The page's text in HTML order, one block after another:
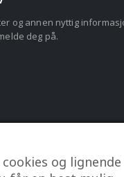
og annen nyttig
deg på.
og